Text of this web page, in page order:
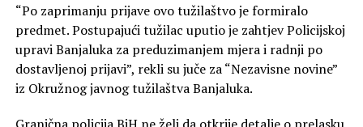
“Po zaprimanju prijave ovo tužilaštvo je formiralo
predmet. Postupajući tužilac uputio je zahtjev Policijskoj
upravi Banjaluka za preduzimanjem mjera i radnji po
dostavljenoj prijavi”, rekli su juče za “Nezavisne novine”
iz Okružnog javnog tužilaštva Banjaluka.